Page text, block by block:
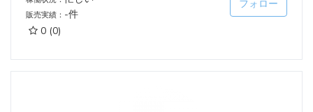
販売実績： -件
0 (0)
フォロー